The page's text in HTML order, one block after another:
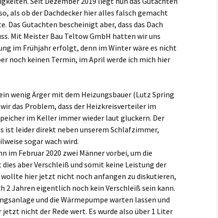
als ob der Dachdecker hier alles falsch gemacht
Das Gutachten bescheinigt aber, dass das Dach
Mit Meister Bau Teltow GmbH hatten wir uns
im Frühjahr erfolgt, denn im Winter wäre es nicht
noch keinen Termin, im April werde ich mich hier
wenig Ärger mit dem Heizungsbauer (Lutz Spring
das Problem, dass der Heizkreisverteiler im
im Keller immer wieder laut gluckern. Der
ist leider direkt neben unserem Schlafzimmer,
sogar wach wird.
im Februar 2020 zwei Männer vorbei, um die
aber Verschleiß und somit keine Leistung der
hier jetzt nicht noch anfangen zu diskutieren,
2 Jahren eigentlich noch kein Verschleiß sein kann.
und die Wärmepumpe warten lassen und
nicht der Rede wert. Es wurde also über 1 Liter